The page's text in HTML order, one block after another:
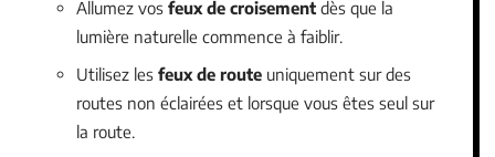
Allumez vos feux de croisement dès que la
lumière naturelle commence à faiblir.
Utilisez les feux de route uniquement sur des
routes non éclairées et lorsque vous êtes seul sur
la route.